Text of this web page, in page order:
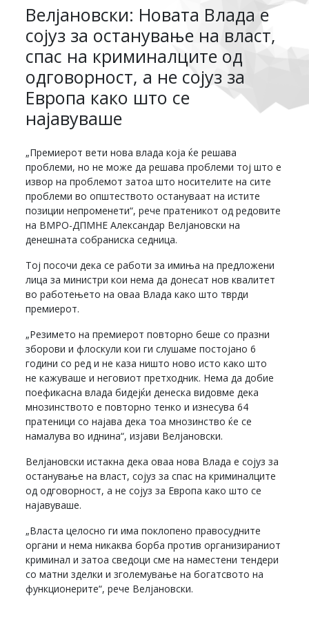
Велјановски: Новата Влада е
сојуз за останување на власт,
спас на криминалците од
одговорност, а не сојуз за
Европа како што се
најавуваше
„Премиерот вети нова влада која ќе решава
проблеми, но не може да решава проблеми тој што е
извор на проблемот затоа што носителите на сите
проблеми во општеството остануваат на истите
позиции непроменети“, рече пратеникот од редовите
на ВМРО-ДПМНЕ Александар Велјановски на
денешната собраниска седница.
Тој посочи дека се работи за имиња на предложени
лица за министри кои нема да донесат нов квалитет
во работењето на оваа Влада како што тврди
премиерот.
„Резимето на премиерот повторно беше со празни
зборови и флоскули кои ги слушаме постојано 6
години со ред и не каза ништо ново исто како што
не кажуваше и неговиот претходник. Нема да добие
поефикасна влада бидејќи денеска видовме дека
мнозинството е повторно тенко и изнесува 64
пратеници со најава дека тоа мнозинство ќе се
намалува во иднина“, изјави Велјановски.
Велјановски истакна дека оваа нова Влада е сојуз за
останување на власт, сојуз за спас на криминалците
од одговорност, а не сојуз за Европа како што се
најавуваше.
„Власта целосно ги има поклопено правосудните
органи и нема никаква борба против организираниот
криминал и затоа сведоци сме на наместени тендери
со матни зделки и зголемување на богатсвото на
функционерите“, рече Велјановски.